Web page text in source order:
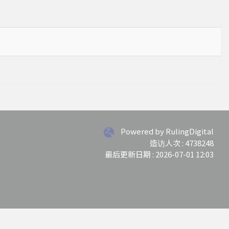
Powered by RulingDigital
造访人次 : 4738248
最后更新日期 : 2026-07-01 12:03